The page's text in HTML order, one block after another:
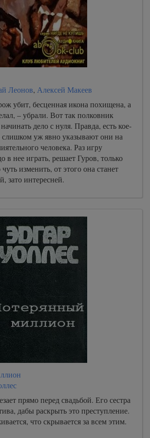
Леонов, Алексей Макеев
убит, бесценная икона похищена, а
– убрали. Вот так полковник
дело с нуля. Правда, есть кое-
слишком уж явно указывают они на
человека. Раз игру
в нее играть, решает Гуров, только
изменить, от этого она станет
зато интересней.
прямо перед свадьбой. Его сестра
дабы раскрыть это преступление.
что скрывается за всем этим.